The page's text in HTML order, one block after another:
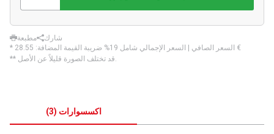
مطبعة
شارك
* السعر الصافي | السعر الإجمالي شامل 19% ضريبة القيمة المضافة: ‏28.55 €
** قد تختلف الصورة قليلاً عن الأصل.
اكسسوارات (
3
)